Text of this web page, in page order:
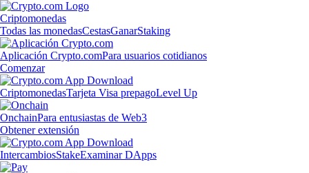
Criptomonedas
Todas las monedasCestasGanarStaking
Aplicación Crypto.comPara usuarios cotidianos
Comenzar
CriptomonedasTarjeta Visa prepagoLevel Up
OnchainPara entusiastas de Web3
Obtener extensión
IntercambiosStakeExaminar DApps